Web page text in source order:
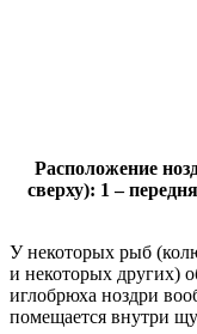
Расположение
сверху): 1 –
У некоторых рыб
и некоторых других)
иглобрюха ноздри
помещается внутри